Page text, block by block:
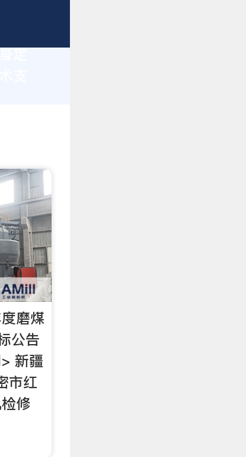
磨煤
公告
新疆
市红
修